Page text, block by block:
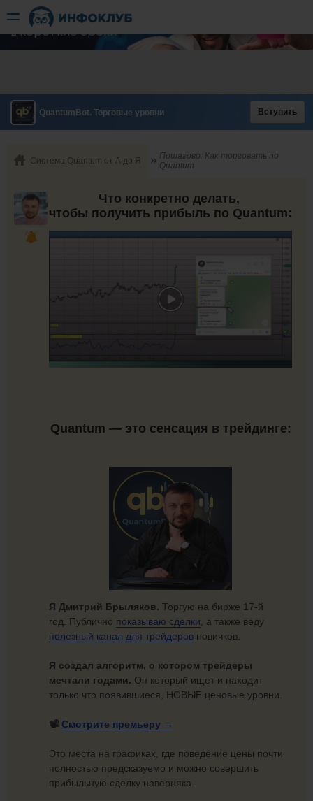
Быстрый разгон
​в короткие сроки
QuantumBot. Торговые уровни Вступить
Система Quantum от А до Я
Пошагово: Как торговать по
Quantum
Что конкретно делать,
чтобы получить прибыль по Quantum:
Quantum — это сенсация в трейдинге:
Я Дмитрий Брыляков. Торгую на бирже 17-й
год. Публично показываю сделки , а также веду
полезный канал для трейдеров новичков.
Я создал алгоритм, о котором трейдеры
мечтали годами. Он который ищет и находит
только что появившиеся, НОВЫЕ ценовые уровни.
📽️ Смотрите премьеру →
Это места на графиках, где поведение цены почти
полностью предсказуемо и можно совершить
прибыльную сделку наверняка.